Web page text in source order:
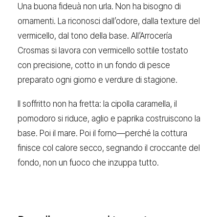
Una buona fideuà non urla. Non ha bisogno di
ornamenti. La riconosci dall’odore, dalla texture del
vermicello, dal tono della base. All’Arrocería
Crosmas si lavora con vermicello sottile tostato
con precisione, cotto in un fondo di pesce
preparato ogni giorno e verdure di stagione.
Il soffritto non ha fretta: la cipolla caramella, il
pomodoro si riduce, aglio e paprika costruiscono la
base. Poi il mare. Poi il forno—perché la cottura
finisce col calore secco, segnando il croccante del
fondo, non un fuoco che inzuppa tutto.